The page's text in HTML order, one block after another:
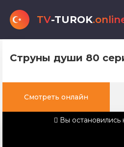
TV-TUROK
Струны души 80
Смотреть онлайн
Вы остановились